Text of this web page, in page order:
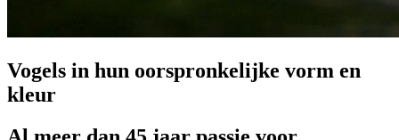
Vogels in hun oorspronkelijke vorm en
kleur